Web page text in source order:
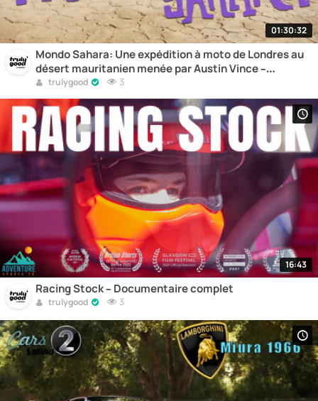
01:30:32
Mondo Sahara: Une expédition à moto de Londres au
désert mauritanien menée par Austin Vince –
Motocross
trulygood 3
16:43
Racing Stock – Documentaire complet
trulygood 3